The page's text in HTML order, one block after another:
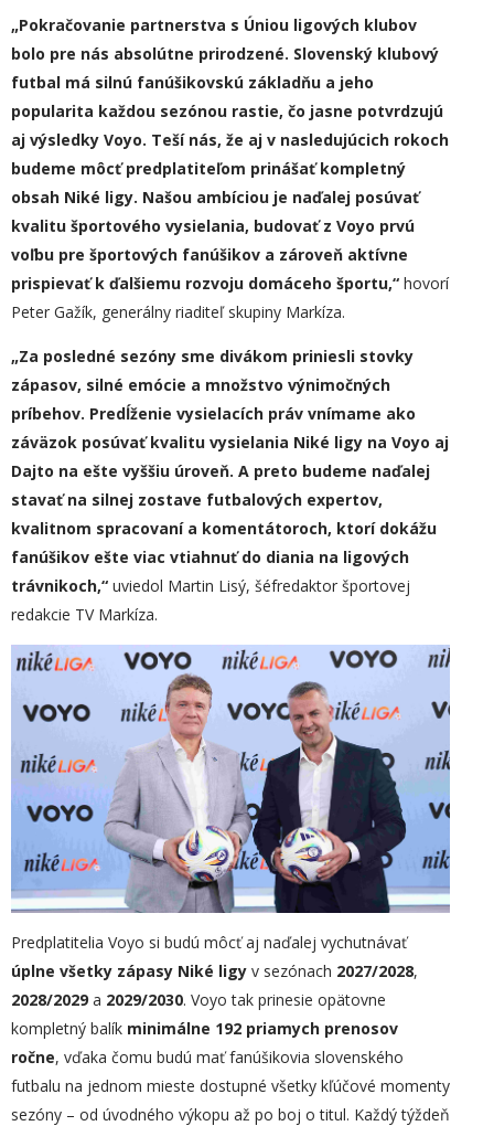
„Pokračovanie partnerstva s Úniou ligových klubov
bolo pre nás absolútne prirodzené. Slovenský klubový
futbal má silnú fanúšikovskú základňu a jeho
popularita každou sezónou rastie, čo jasne potvrdzujú
aj výsledky Voyo. Teší nás, že aj v nasledujúcich rokoch
budeme môcť predplatiteľom prinášať kompletný
obsah Niké ligy. Našou ambíciou je naďalej posúvať
kvalitu športového vysielania, budovať z Voyo prvú
voľbu pre športových fanúšikov a zároveň aktívne
prispievať k ďalšiemu rozvoju domáceho športu,“ hovorí
Peter Gažík, generálny riaditeľ skupiny Markíza.
„Za posledné sezóny sme divákom priniesli stovky
zápasov, silné emócie a množstvo výnimočných
príbehov. Predĺženie vysielacích práv vnímame ako
záväzok posúvať kvalitu vysielania Niké ligy na Voyo aj
Dajto na ešte vyššiu úroveň. A preto budeme naďalej
stavať na silnej zostave futbalových expertov,
kvalitnom spracovaní a komentátoroch, ktorí dokážu
fanúšikov ešte viac vtiahnuť do diania na ligových
trávnikoch,“ uviedol Martin Lisý, šéfredaktor športovej
redakcie TV Markíza.
Predplatitelia Voyo si budú môcť aj naďalej vychutnávať
úplne všetky zápasy Niké ligy v sezónach 2027/2028,
2028/2029 a 2029/2030. Voyo tak prinesie opätovne
kompletný balík minimálne 192 priamych prenosov
ročne, vďaka čomu budú mať fanúšikovia slovenského
futbalu na jednom mieste dostupné všetky kľúčové momenty
sezóny – od úvodného výkopu až po boj o titul. Každý týždeň